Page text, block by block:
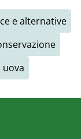
e alternative
uova